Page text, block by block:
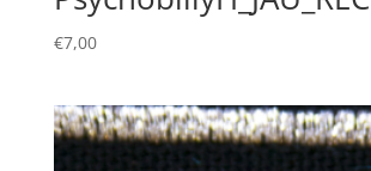
€7,00